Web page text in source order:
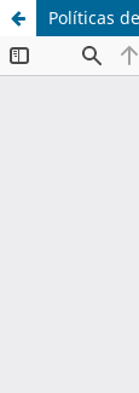
Políticas